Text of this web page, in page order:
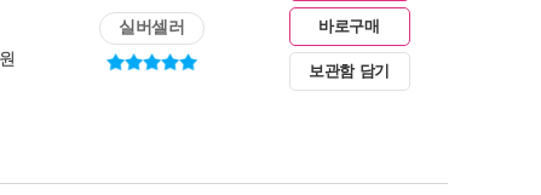
실버셀러 바로구매
보관함 담기